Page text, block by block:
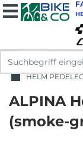
HELM
ALPINA
(smoke-